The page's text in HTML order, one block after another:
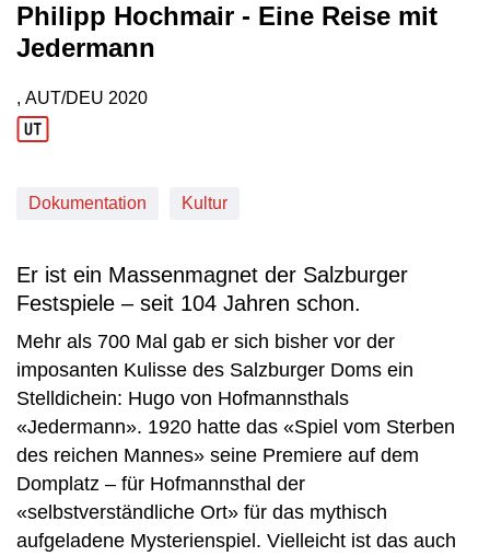
Philipp Hochmair - Eine Reise mit
Jedermann
Produktionsland: AUT/DEU
, AUT/DEU
Produktionsjahr: 2020
2020
Dokumentation Kultur
Er ist ein Massenmagnet der Salzburger
Festspiele – seit 104 Jahren schon.
Mehr als 700 Mal gab er sich bisher vor der
imposanten Kulisse des Salzburger Doms ein
Stelldichein: Hugo von Hofmannsthals
«Jedermann». 1920 hatte das «Spiel vom Sterben
des reichen Mannes» seine Premiere auf dem
Domplatz – für Hofmannsthal der
«selbstverständliche Ort» für das mythisch
aufgeladene Mysterienspiel. Vielleicht ist das auch